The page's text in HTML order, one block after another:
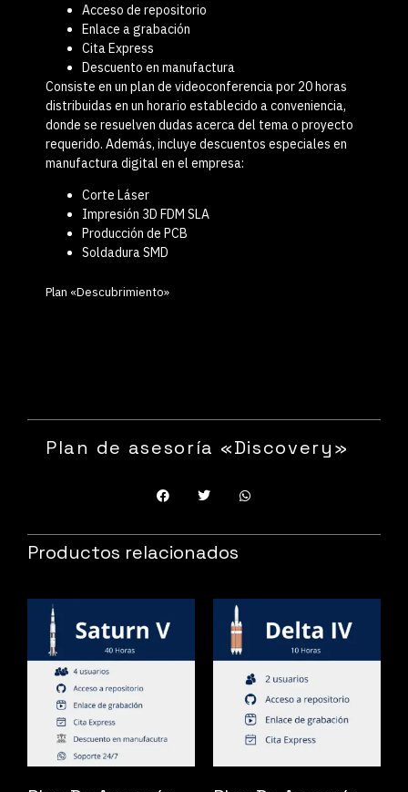
Acceso de repositorio
Enlace a grabación
Cita Express
Descuento en manufactura
Consiste en un plan de videoconferencia por 20 horas
distribuidas en un horario establecido a conveniencia,
donde se resuelven dudas acerca del tema o proyecto
requerido. Además, incluye descuentos especiales en
manufactura digital en el empresa:
Corte Láser
Impresión 3D FDM SLA
Producción de PCB
Soldadura SMD
Plan «Descubrimiento»
Plan de asesoría «Discovery»
Productos relacionados